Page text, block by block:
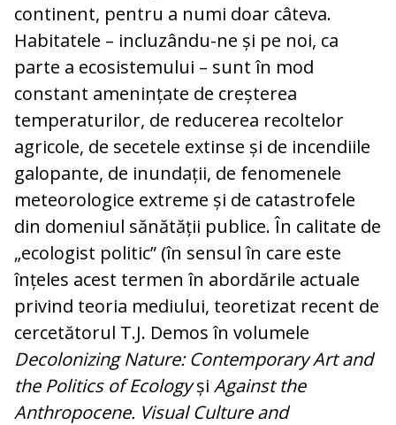
continent, pentru a numi doar câteva.
Habitatele – incluzându-ne și pe noi, ca
parte a ecosistemului – sunt în mod
constant amenințate de creșterea
temperaturilor, de reducerea recoltelor
agricole, de secetele extinse și de incendiile
galopante, de inundații, de fenomenele
meteorologice extreme și de catastrofele
din domeniul sănătății publice. În calitate de
„ecologist politic” (în sensul în care este
înțeles acest termen în abordările actuale
privind teoria mediului, teoretizat recent de
cercetătorul T.J. Demos în volumele
Decolonizing Nature: Contemporary Art and
the Politics of Ecologyși Against the
Anthropocene. Visual Culture and